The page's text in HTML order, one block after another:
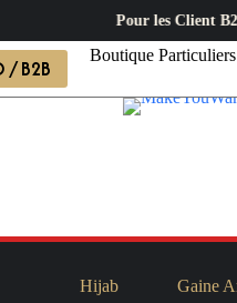
les Client B2C Livraison
/ B2B Boutique
Hijab Gaine